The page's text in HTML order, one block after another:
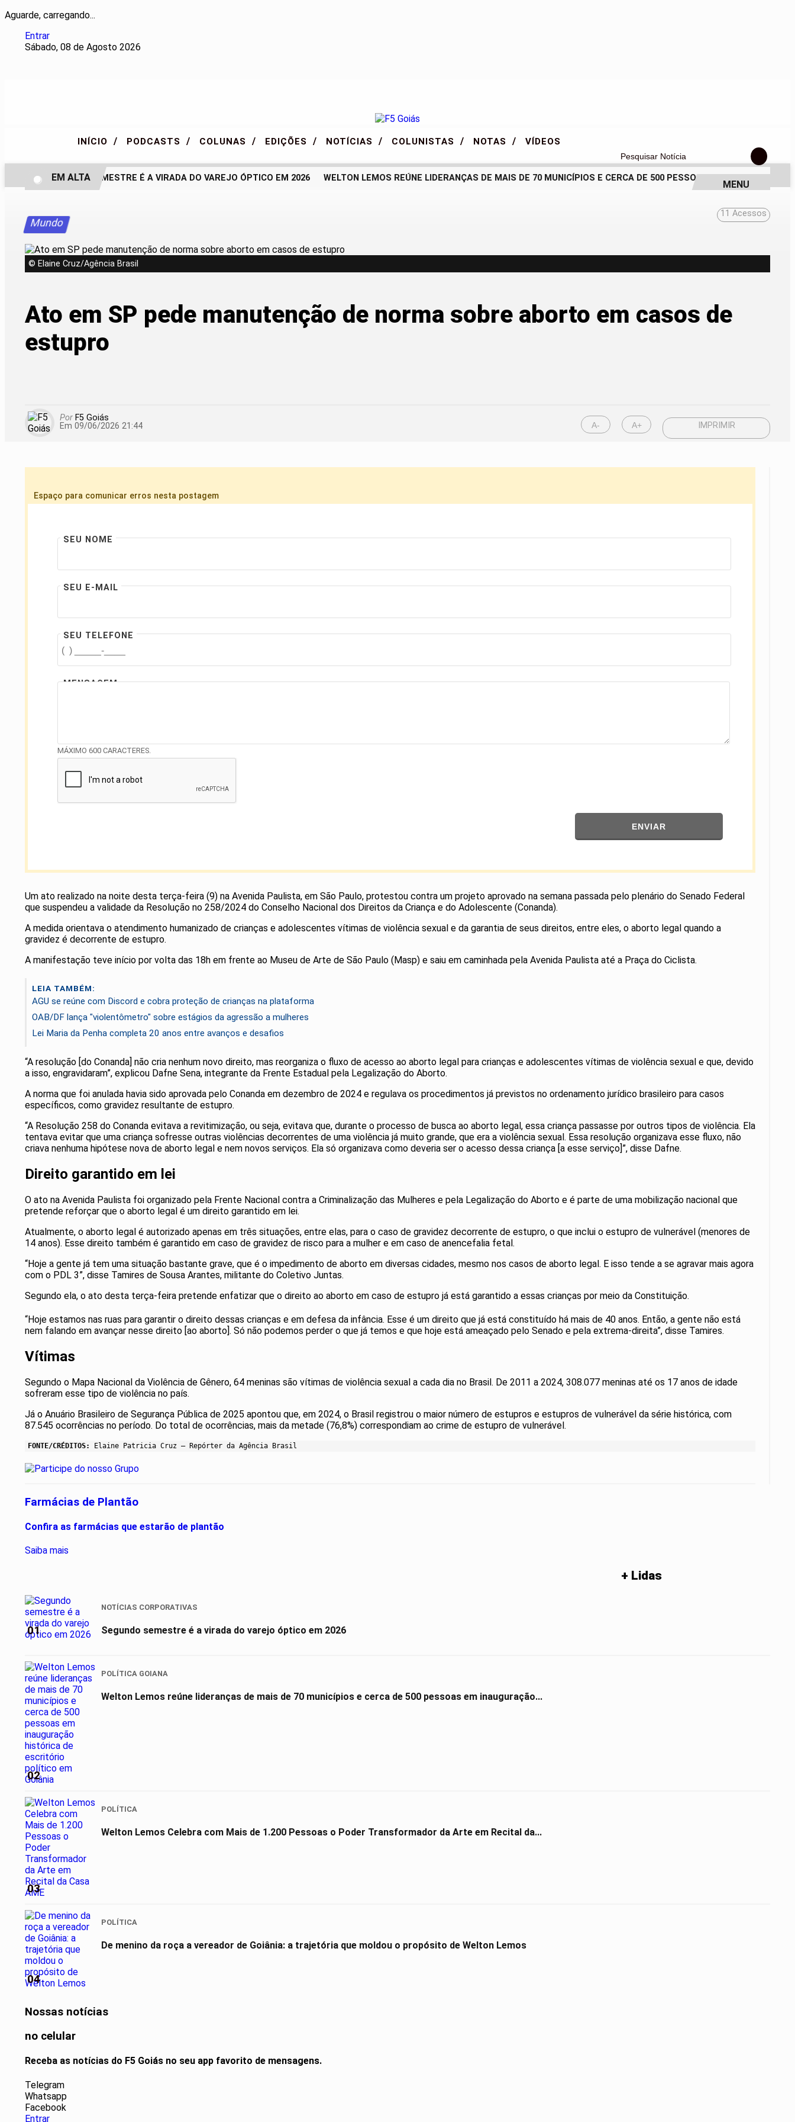
Aguarde, carregando...
Entrar
Sábado, 08 de Agosto 2026
Pesquisar Notícia
INÍCIO / PODCASTS / COLUNAS / EDIÇÕES / NOTÍCIAS / COLUNISTAS / NOTAS / VÍDEOS
SEGUNDO SEMESTRE É A VIRADA DO VAREJO ÓPTICO EM 2026 WELTON LEMOS REÚNE LIDERANÇAS DE MAIS DE 70 MUNICÍPIOS E CERCA DE 500 PESSOAS EM INAUGURAÇÃO
EM ALTA
MENU
Mundo
11 Acessos
© Elaine Cruz/Agência Brasil
Ato em SP pede manutenção de norma sobre aborto em casos de
estupro
Por F5 Goiás
Em 09/06/2026 21:44
A- A+ IMPRIMIR
Espaço para comunicar erros nesta postagem
SEU NOME
SEU E-MAIL
SEU TELEFONE
MENSAGEM
MÁXIMO 600 CARACTERES.
ENVIAR
Um ato realizado na noite desta terça-feira (9) na Avenida Paulista, em São Paulo, protestou contra um projeto aprovado na semana passada pelo plenário do Senado Federal
que suspendeu a validade da Resolução no 258/2024 do Conselho Nacional dos Direitos da Criança e do Adolescente (Conanda).
A medida orientava o atendimento humanizado de crianças e adolescentes vítimas de violência sexual e da garantia de seus direitos, entre eles, o aborto legal quando a
gravidez é decorrente de estupro.
A manifestação teve início por volta das 18h em frente ao Museu de Arte de São Paulo (Masp) e saiu em caminhada pela Avenida Paulista até a Praça do Ciclista.
LEIA TAMBÉM:
AGU se reúne com Discord e cobra proteção de crianças na plataforma
OAB/DF lança "violentômetro" sobre estágios da agressão a mulheres
Lei Maria da Penha completa 20 anos entre avanços e desafios
“A resolução [do Conanda] não cria nenhum novo direito, mas reorganiza o fluxo de acesso ao aborto legal para crianças e adolescentes vítimas de violência sexual e que, devido
a isso, engravidaram”, explicou Dafne Sena, integrante da Frente Estadual pela Legalização do Aborto.
A norma que foi anulada havia sido aprovada pelo Conanda em dezembro de 2024 e regulava os procedimentos já previstos no ordenamento jurídico brasileiro para casos
específicos, como gravidez resultante de estupro.
“A Resolução 258 do Conanda evitava a revitimização, ou seja, evitava que, durante o processo de busca ao aborto legal, essa criança passasse por outros tipos de violência. Ela
tentava evitar que uma criança sofresse outras violências decorrentes de uma violência já muito grande, que era a violência sexual. Essa resolução organizava esse fluxo, não
criava nenhuma hipótese nova de aborto legal e nem novos serviços. Ela só organizava como deveria ser o acesso dessa criança [a esse serviço]”, disse Dafne.
Direito garantido em lei
O ato na Avenida Paulista foi organizado pela Frente Nacional contra a Criminalização das Mulheres e pela Legalização do Aborto e é parte de uma mobilização nacional que
pretende reforçar que o aborto legal é um direito garantido em lei.
Atualmente, o aborto legal é autorizado apenas em três situações, entre elas, para o caso de gravidez decorrente de estupro, o que inclui o estupro de vulnerável (menores de
14 anos). Esse direito também é garantido em caso de gravidez de risco para a mulher e em caso de anencefalia fetal.
“Hoje a gente já tem uma situação bastante grave, que é o impedimento de aborto em diversas cidades, mesmo nos casos de aborto legal. E isso tende a se agravar mais agora
com o PDL 3”, disse Tamires de Sousa Arantes, militante do Coletivo Juntas.
Segundo ela, o ato desta terça-feira pretende enfatizar que o direito ao aborto em caso de estupro já está garantido a essas crianças por meio da Constituição.
“Hoje estamos nas ruas para garantir o direito dessas crianças e em defesa da infância. Esse é um direito que já está constituído há mais de 40 anos. Então, a gente não está
nem falando em avançar nesse direito [ao aborto]. Só não podemos perder o que já temos e que hoje está ameaçado pelo Senado e pela extrema-direita”, disse Tamires.
Vítimas
Segundo o Mapa Nacional da Violência de Gênero, 64 meninas são vítimas de violência sexual a cada dia no Brasil. De 2011 a 2024, 308.077 meninas até os 17 anos de idade
sofreram esse tipo de violência no país.
Já o Anuário Brasileiro de Segurança Pública de 2025 apontou que, em 2024, o Brasil registrou o maior número de estupros e estupros de vulnerável da série histórica, com
87.545 ocorrências no período. Do total de ocorrências, mais da metade (76,8%) correspondiam ao crime de estupro de vulnerável.
FONTE/CRÉDITOS: Elaine Patricia Cruz – Repórter da Agência Brasil
Farmácias de Plantão
Confira as farmácias que estarão de plantão
Saiba mais
+ Lidas
01
NOTÍCIAS CORPORATIVAS
Segundo semestre é a virada do varejo óptico em 2026
02
POLÍTICA GOIANA
Welton Lemos reúne lideranças de mais de 70 municípios e cerca de 500 pessoas em inauguração...
03
POLÍTICA
Welton Lemos Celebra com Mais de 1.200 Pessoas o Poder Transformador da Arte em Recital da...
04
POLÍTICA
De menino da roça a vereador de Goiânia: a trajetória que moldou o propósito de Welton Lemos
Nossas notícias
no celular
Receba as notícias do F5 Goiás no seu app favorito de mensagens.
Telegram
Whatsapp
Facebook
Entrar